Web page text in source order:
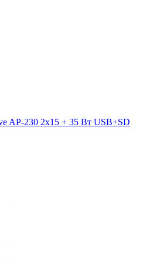
AP-230 2x15 + 35 Вт USB+SD